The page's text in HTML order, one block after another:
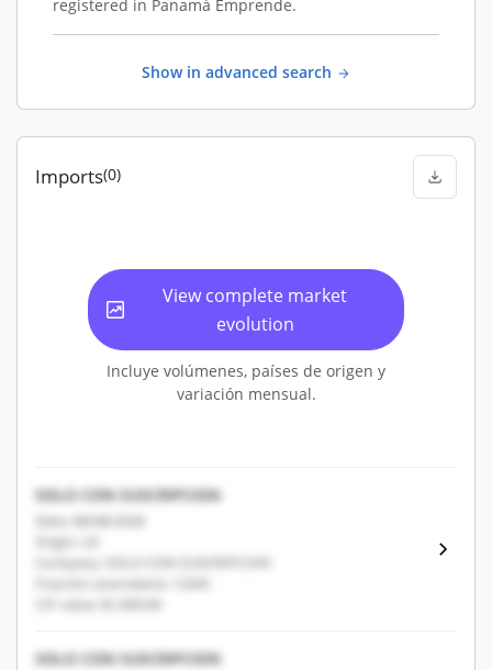
registered in Panamá Emprende.
Show in advanced search
Imports(0)
View complete market
evolution
Incluye volúmenes, países de origen y
variación mensual.
SOLO CON SUSCRIPCION
Date: 08/08/2026
Origin: US
Company: SOLO CON SUSCRIPCION
Fracción arancelaria: 12345
CIF value: $1,000.00
SOLO CON SUSCRIPCION